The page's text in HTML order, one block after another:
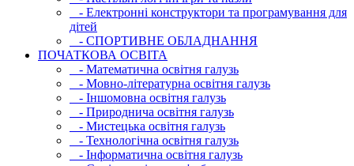
- Електронні конструктори та програмування для
дітей
- СПОРТИВНЕ ОБЛАДНАННЯ
ПОЧАТКОВА ОСВIТА
- Математична освітня галузь
- Мовно-літературна освітня галузь
- Iншомовна освітня галузь
- Природнича освітня галузь
- Мистецька освітня галузь
- Технологічна освітня галузь
- Інфopматична освітня галузь